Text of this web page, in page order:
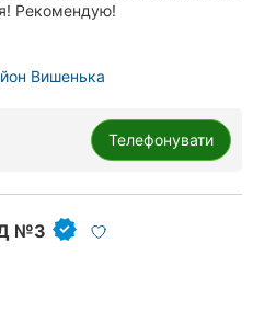
Рекомендую!
Вишенька
Телефонувати
№3